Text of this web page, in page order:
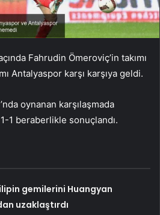
Fahrudin Ömeroviç’in takımı
Antalyaspor karşı karşıya geldi.
oynanan karşılaşmada
1 beraberlikle sonuçlandı.
gemilerini Huangyan
uzaklaştırdı